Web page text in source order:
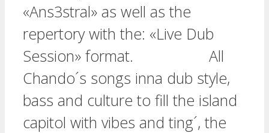
«Ans3stral» as well as the
repertory with the: «Live Dub
Session» format. All
Chando´s songs inna dub style,
bass and culture to fill the island
capitol with vibes and ting´, the